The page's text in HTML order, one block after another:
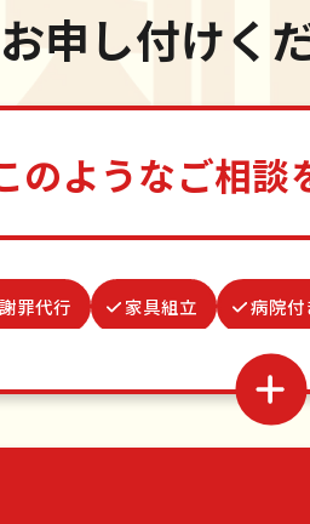
お申し付けく
のようなご相談
謝罪代行 家具組立 病院
つた・ツルの撤去
蜂